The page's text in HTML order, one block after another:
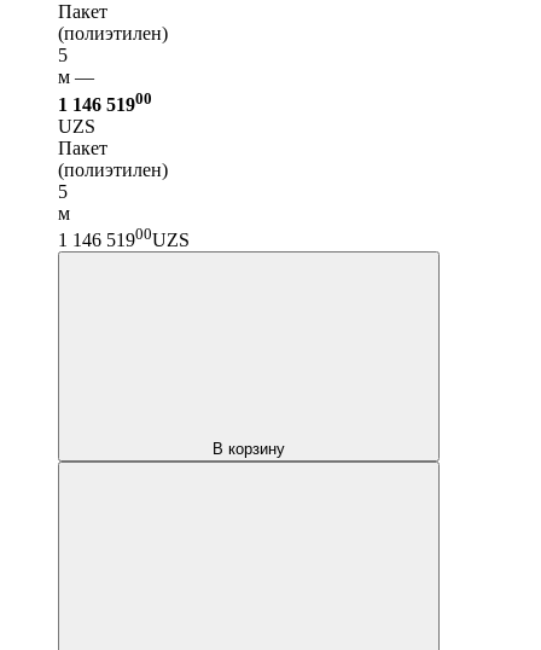
Пакет
(полиэтилен)
5
м —
1 146 51900
UZS
Пакет
(полиэтилен)
5
м
1 146 51900UZS
В корзину